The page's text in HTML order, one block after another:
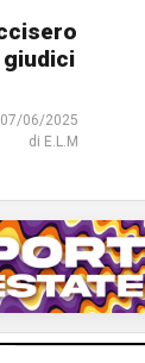
giudici
07/06/2025
di E.L.M